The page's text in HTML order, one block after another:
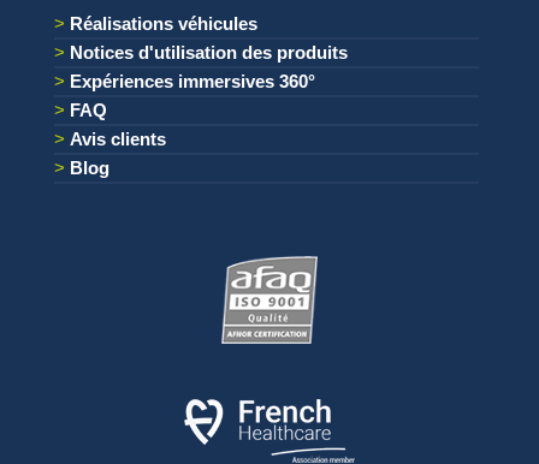
Réalisations véhicules
Notices d'utilisation des produits
Expériences immersives 360°
FAQ
Avis clients
Blog